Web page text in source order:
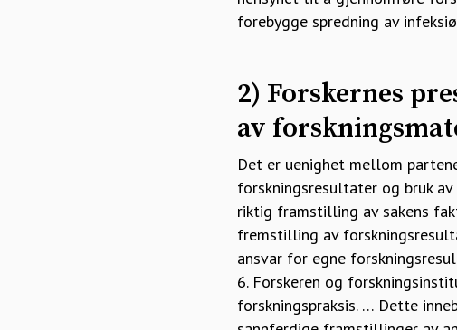
forebygge spredning av
2) Forskernes
av
Det er uenighet mellom
forskningsresultater og bruk
riktig framstilling av sakens
fremstilling av
ansvar for egne
6. Forskeren og
forskningspraksis. … Dette